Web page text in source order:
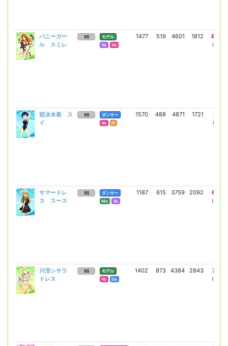
バニーガー
ル スミレ
SS
モデル
Va
Vo
1477 519 4601 1812 8050
(5876)
競泳水着 ス
イ
SS
ダンサー
Vo
Pl
1570 488 4871 1721 8513
(6214)
サマードレ
ス スース
SS
ダンサー
Mo
Va
1187 615 3759 2092 6607
(4823)
川澄シサラ
ドレス
SS
モデル
Vo
Da
1402 873 4384 2843 7677
(5604)